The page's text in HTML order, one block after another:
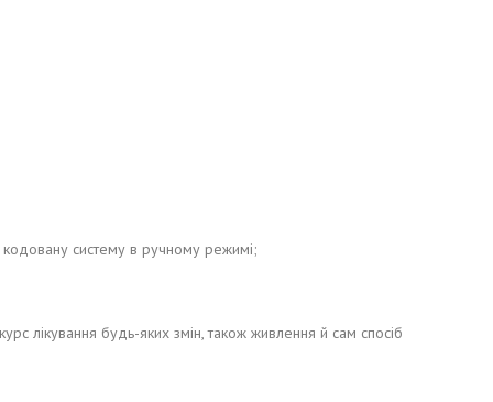
систему в ручному режимі;
лікування будь-яких змін, також живлення й сам спосіб